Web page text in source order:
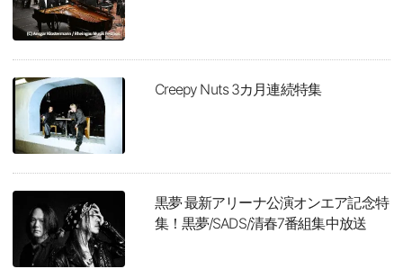
Creepy Nuts 3カ月連続特集
黒夢 最新アリーナ公演オンエア記念特
集！黒夢/SADS/清春7番組集中放送